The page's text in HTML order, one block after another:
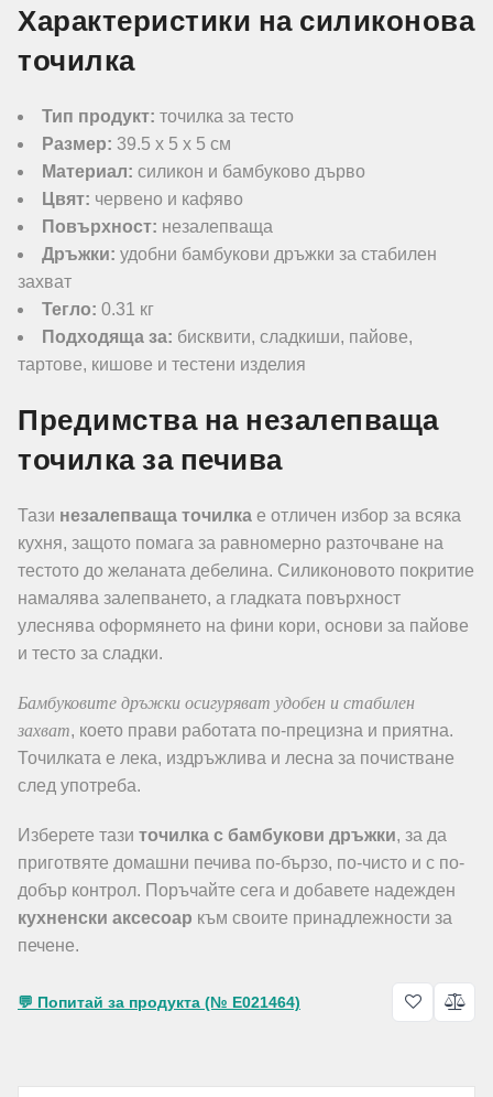
Характеристики на силиконова
точилка
Тип продукт: точилка за тесто
Размер: 39.5 х 5 х 5 см
Материал: силикон и бамбуково дърво
Цвят: червено и кафяво
Повърхност: незалепваща
Дръжки: удобни бамбукови дръжки за стабилен
захват
Тегло: 0.31 кг
Подходяща за: бисквити, сладкиши, пайове,
тартове, кишове и тестени изделия
Предимства на незалепваща
точилка за печива
Тази незалепваща точилка е отличен избор за всяка
кухня, защото помага за равномерно разточване на
тестото до желаната дебелина. Силиконовото покритие
намалява залепването, а гладката повърхност
улеснява оформянето на фини кори, основи за пайове
и тесто за сладки.
Бамбуковите дръжки осигуряват удобен и стабилен
захват, което прави работата по-прецизна и приятна.
Точилката е лека, издръжлива и лесна за почистване
след употреба.
Изберете тази точилка с бамбукови дръжки, за да
приготвяте домашни печива по-бързо, по-чисто и с по-
добър контрол. Поръчайте сега и добавете надежден
кухненски аксесоар към своите принадлежности за
печене.
💬 Попитай за продукта (№ E021464)